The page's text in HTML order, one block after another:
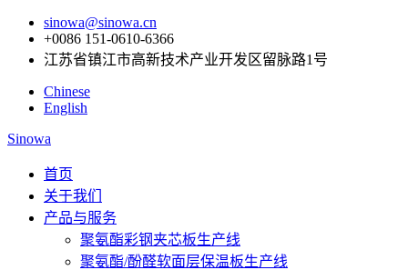
sinowa@sinowa.cn
+0086 151-0610-6366
江苏省镇江市高新技术产业开发区留脉路1号
Chinese
English
Sinowa
首页
关于我们
产品与服务
聚氨酯彩钢夹芯板生产线
聚氨酯/酚醛软面层保温板生产线